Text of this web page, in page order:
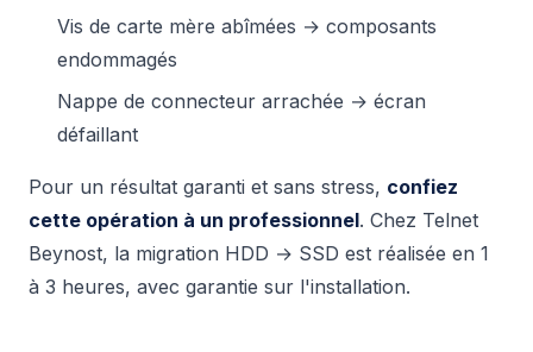
Vis de carte mère abîmées → composants
endommagés
Nappe de connecteur arrachée → écran
défaillant
Pour un résultat garanti et sans stress, confiez
cette opération à un professionnel. Chez Telnet
Beynost, la migration HDD → SSD est réalisée en 1
à 3 heures, avec garantie sur l'installation.